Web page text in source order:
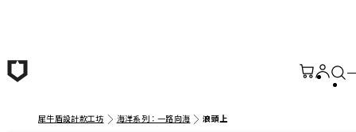
犀牛盾設計款工坊 海洋系列：一路向海 浪頭上